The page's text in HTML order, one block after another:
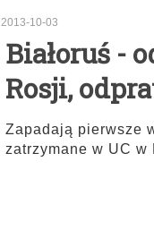
2013-10-03
Białoruś -
Rosji,
Zapadają pierwsze
zatrzymane w UC